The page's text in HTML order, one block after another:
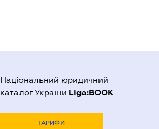
Національний юридичний
каталог України Liga:BOOK
ТАРИФИ